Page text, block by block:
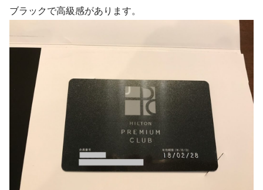
ブラックで高級感があります。